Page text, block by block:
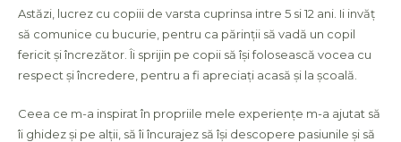
Astăzi, lucrez cu copiii de varsta cuprinsa intre 5 si 12 ani. Ii invăț
să comunice cu bucurie, pentru ca părinții să vadă un copil
fericit și încrezător. Îi sprijin pe copii să își folosească vocea cu
respect și încredere, pentru a fi apreciați acasă și la școală.
Ceea ce m-a inspirat în propriile mele experiențe m-a ajutat să
îi ghidez și pe alții, să îi încurajez să își descopere pasiunile și să